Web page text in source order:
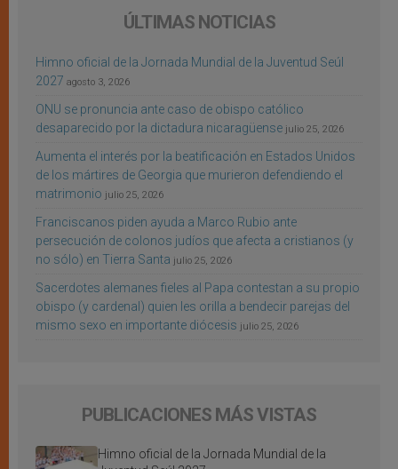
ÚLTIMAS NOTICIAS
Himno oficial de la Jornada Mundial de la Juventud Seúl
2027 agosto 3, 2026
ONU se pronuncia ante caso de obispo católico
desaparecido por la dictadura nicaragüense julio 25, 2026
Aumenta el interés por la beatificación en Estados Unidos
de los mártires de Georgia que murieron defendiendo el
matrimonio julio 25, 2026
Franciscanos piden ayuda a Marco Rubio ante
persecución de colonos judíos que afecta a cristianos (y
no sólo) en Tierra Santa julio 25, 2026
Sacerdotes alemanes fieles al Papa contestan a su propio
obispo (y cardenal) quien les orilla a bendecir parejas del
mismo sexo en importante diócesis julio 25, 2026
PUBLICACIONES MÁS VISTAS
Himno oficial de la Jornada Mundial de la